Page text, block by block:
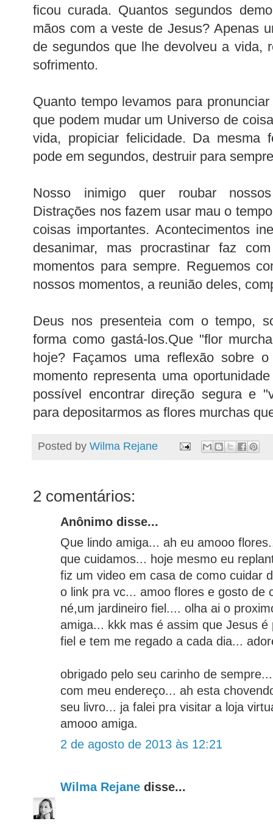
ficou curada. Quantos segundos
mãos com a veste de Jesus? Apenas
de segundos que lhe devolveu a vida,
sofrimento.
Quanto tempo levamos para
que podem mudar um Universo de
vida, propiciar felicidade. Da mesma
pode em segundos, destruir para
Nosso inimigo quer roubar
Distrações nos fazem usar mau o
coisas importantes. Acontecimentos
desanimar, mas procrastinar faz
momentos para sempre. Reguemos
nossos momentos, a reunião deles,
Deus nos presenteia com o tempo,
forma como gastá-los.Que "flor
hoje? Façamos uma reflexão sobre
momento representa uma
possível encontrar direção segura e
para depositarmos as flores murchas
Posted by Wilma Rejane
2 comentários:
Anônimo disse...
Que lindo amiga... ah eu amooo
que cuidamos... hoje mesmo eu
fiz um video em casa de como cuidar
o link pra vc... amoo flores e gosto de
né,um jardineiro fiel.... olha ai o
amiga... kkk mas é assim que Jesus
fiel e tem me regado a cada dia...
obrigado pelo seu carinho de
com meu endereço... ah esta
seu livro... ja falei pra visitar a loja
amooo amiga.
2 de agosto de 2013 às 12:21
Wilma Rejane disse...